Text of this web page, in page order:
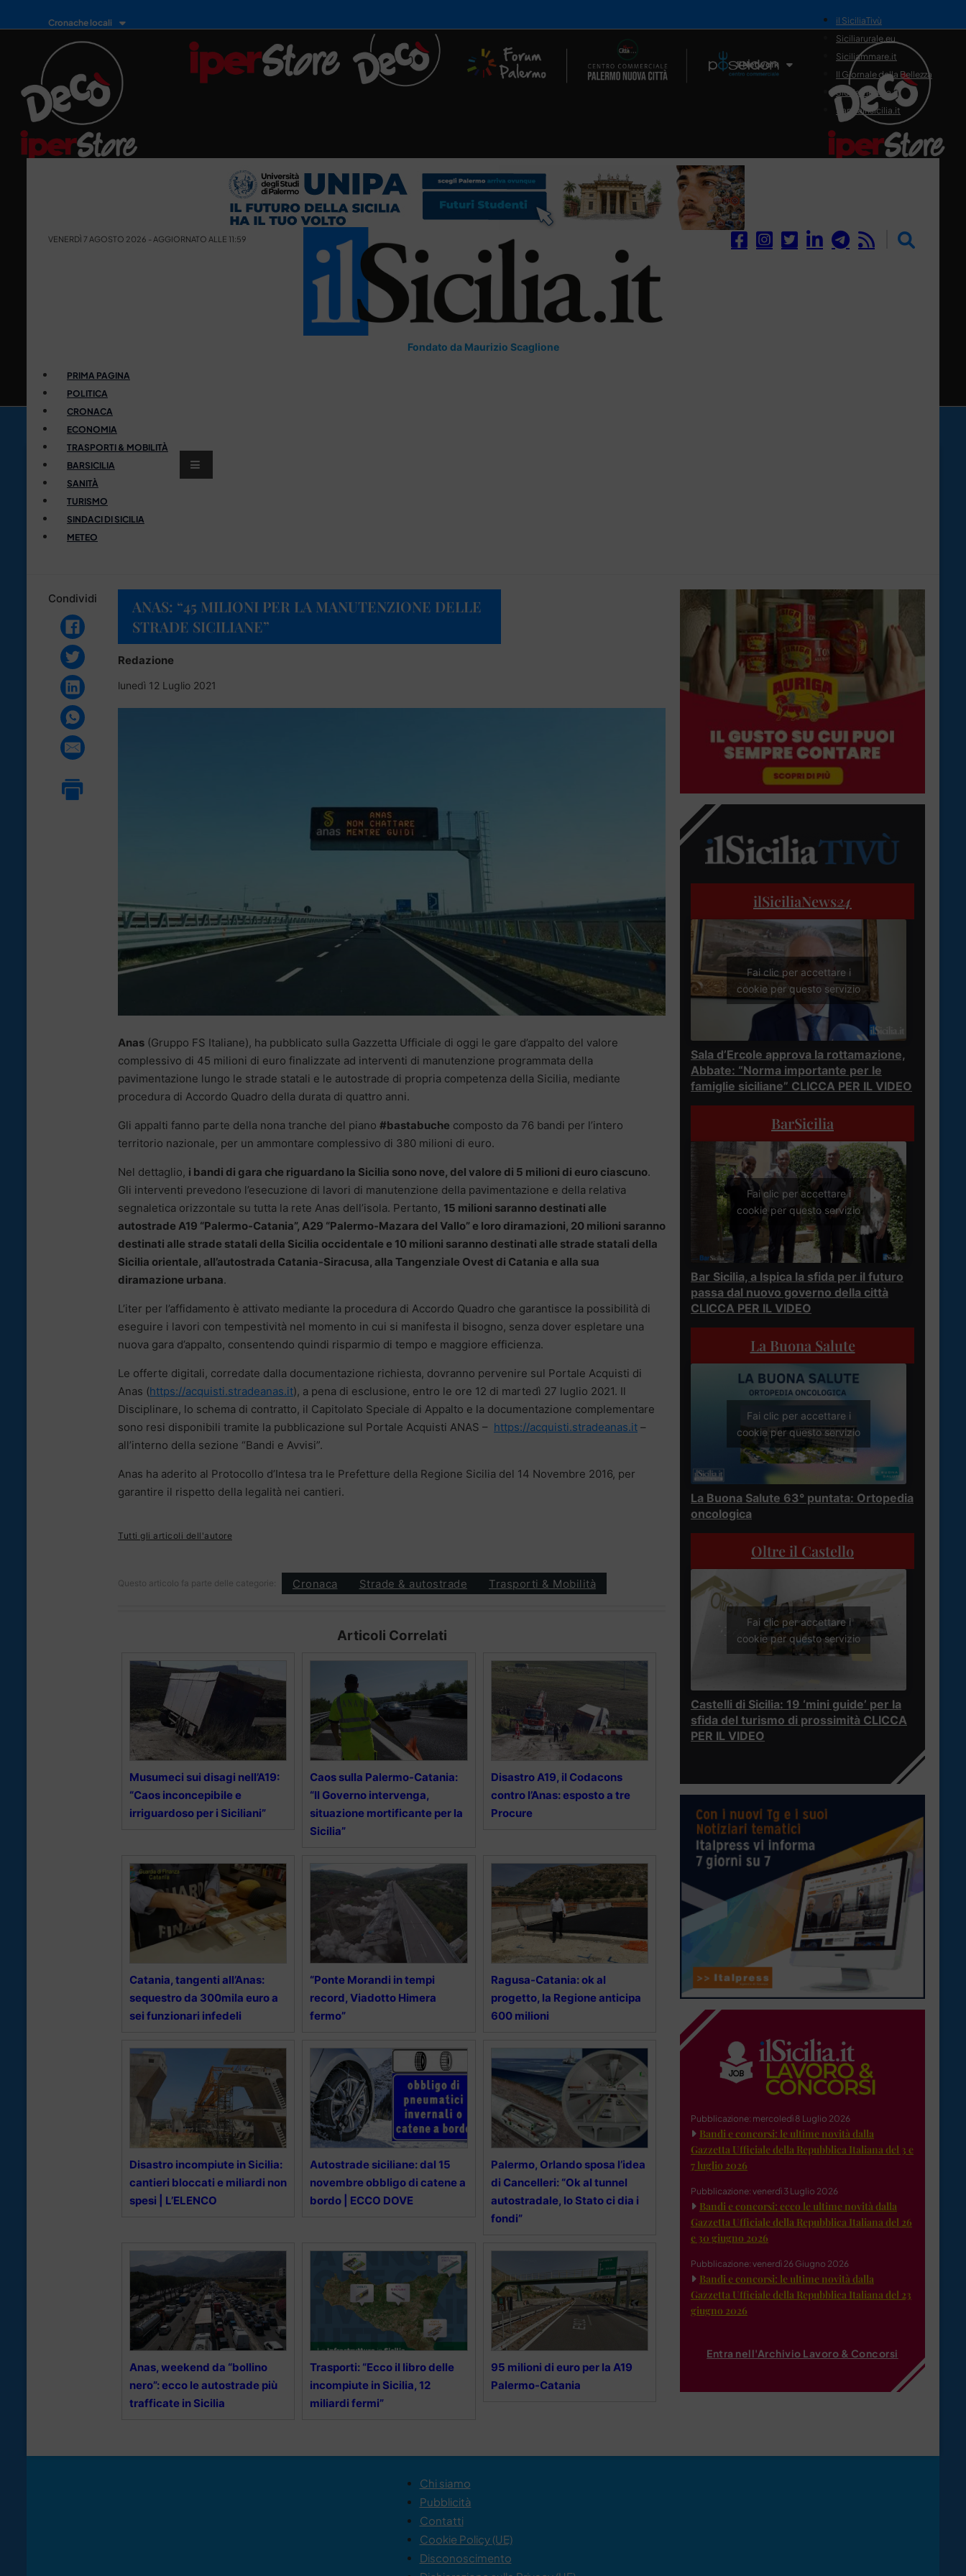
Cronache locali
Il Network
il SiciliaTivù
Siciliarurale.eu
Siciliammare.it
Il Giornale della Bellezza
Siciliamedica.it
Sanitainsicilia.it
VENERDÌ 7 AGOSTO 2026 - AGGIORNATO ALLE 11:59
Fondato da Maurizio Scaglione
PRIMA PAGINA
POLITICA
CRONACA
ECONOMIA
TRASPORTI & MOBILITÀ
BARSICILIA
SANITÀ
TURISMO
SINDACI DI SICILIA
METEO
Condividi
ANAS: “45 MILIONI PER LA MANUTENZIONE DELLE
STRADE SICILIANE”
Redazione
lunedì 12 Luglio 2021
Anas (Gruppo FS Italiane), ha pubblicato sulla Gazzetta Ufficiale di oggi le gare d’appalto del valore
complessivo di 45 milioni di euro finalizzate ad interventi di manutenzione programmata della
pavimentazione lungo le strade statali e le autostrade di propria competenza della Sicilia, mediante
procedura di Accordo Quadro della durata di quattro anni.
Gli appalti fanno parte della nona tranche del piano #bastabuche composto da 76 bandi per l’intero
territorio nazionale, per un ammontare complessivo di 380 milioni di euro.
Nel dettaglio, i bandi di gara che riguardano la Sicilia sono nove, del valore di 5 milioni di euro ciascuno.
Gli interventi prevedono l’esecuzione di lavori di manutenzione della pavimentazione e della relativa
segnaletica orizzontale su tutta la rete Anas dell’isola. Pertanto, 15 milioni saranno destinati alle
autostrade A19 “Palermo-Catania”, A29 “Palermo-Mazara del Vallo” e loro diramazioni, 20 milioni saranno
destinati alle strade statali della Sicilia occidentale e 10 milioni saranno destinati alle strade statali della
Sicilia orientale, all’autostrada Catania-Siracusa, alla Tangenziale Ovest di Catania e alla sua
diramazione urbana.
L’iter per l’affidamento è attivato mediante la procedura di Accordo Quadro che garantisce la possibilità di
eseguire i lavori con tempestività nel momento in cui si manifesta il bisogno, senza dover espletare una
nuova gara d’appalto, consentendo quindi risparmio di tempo e maggiore efficienza.
Le offerte digitali, corredate dalla documentazione richiesta, dovranno pervenire sul Portale Acquisti di
Anas (https://acquisti.stradeanas.it), a pena di esclusione, entro le ore 12 di martedì 27 luglio 2021. Il
Disciplinare, lo schema di contratto, il Capitolato Speciale di Appalto e la documentazione complementare
sono resi disponibili tramite la pubblicazione sul Portale Acquisti ANAS – https://acquisti.stradeanas.it –
all’interno della sezione “Bandi e Avvisi”.
Anas ha aderito al Protocollo d’Intesa tra le Prefetture della Regione Sicilia del 14 Novembre 2016, per
garantire il rispetto della legalità nei cantieri.
Tutti gli articoli dell'autore
Questo articolo fa parte delle categorie: Cronaca Strade & autostrade Trasporti & Mobilità
Articoli Correlati
Musumeci sui disagi nell’A19:
“Caos inconcepibile e
irriguardoso per i Siciliani”
Caos sulla Palermo-Catania:
“Il Governo intervenga,
situazione mortificante per la
Sicilia”
Disastro A19, il Codacons
contro l’Anas: esposto a tre
Procure
Catania, tangenti all’Anas:
sequestro da 300mila euro a
sei funzionari infedeli
“Ponte Morandi in tempi
record, Viadotto Himera
fermo”
Ragusa-Catania: ok al
progetto, la Regione anticipa
600 milioni
Disastro incompiute in Sicilia:
cantieri bloccati e miliardi non
spesi | L’ELENCO
Autostrade siciliane: dal 15
novembre obbligo di catene a
bordo | ECCO DOVE
Palermo, Orlando sposa l’idea
di Cancelleri: “Ok al tunnel
autostradale, lo Stato ci dia i
fondi”
Anas, weekend da “bollino
nero”: ecco le autostrade più
trafficate in Sicilia
Trasporti: “Ecco il libro delle
incompiute in Sicilia, 12
miliardi fermi”
95 milioni di euro per la A19
Palermo-Catania
ilSiciliaNews24
Fai clic per accettare i
cookie per questo servizio
Sala d’Ercole approva la rottamazione,
Abbate: “Norma importante per le
famiglie siciliane” CLICCA PER IL VIDEO
BarSicilia
Fai clic per accettare i
cookie per questo servizio
Bar Sicilia, a Ispica la sfida per il futuro
passa dal nuovo governo della città
CLICCA PER IL VIDEO
La Buona Salute
Fai clic per accettare i
cookie per questo servizio
La Buona Salute 63° puntata: Ortopedia
oncologica
Oltre il Castello
Fai clic per accettare i
cookie per questo servizio
Castelli di Sicilia: 19 ‘mini guide’ per la
sfida del turismo di prossimità CLICCA
PER IL VIDEO
Pubblicazione: mercoledì 8 Luglio 2026
Bandi e concorsi: le ultime novità dalla
Gazzetta Ufficiale della Repubblica Italiana del 3 e
7 luglio 2026
Pubblicazione: venerdì 3 Luglio 2026
Bandi e concorsi: ecco le ultime novità dalla
Gazzetta Ufficiale della Repubblica Italiana del 26
e 30 giugno 2026
Pubblicazione: venerdì 26 Giugno 2026
Bandi e concorsi: le ultime novità dalla
Gazzetta Ufficiale della Repubblica Italiana del 23
giugno 2026
Entra nell'Archivio Lavoro & Concorsi
Chi siamo
Pubblicità
Contatti
Cookie Policy (UE)
Disconoscimento